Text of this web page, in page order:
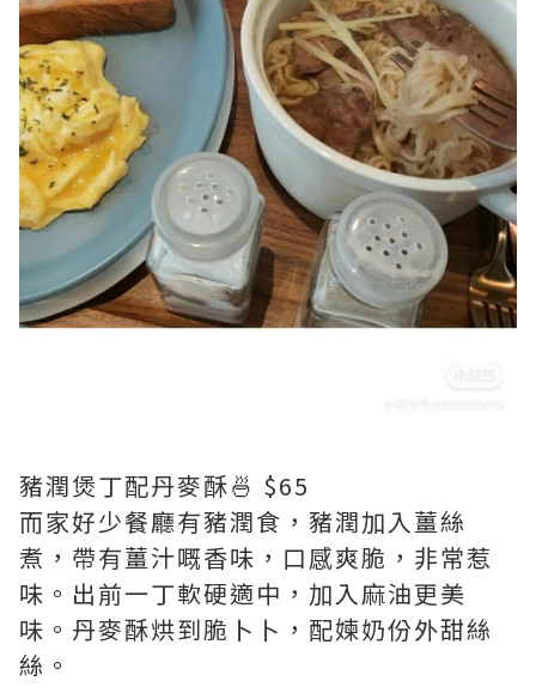
豬潤煲丁配丹麥酥🍜 $65
而家好少餐廳有豬潤食，豬潤加入薑絲
煮，帶有薑汁嘅香味，口感爽脆，非常惹
味。出前一丁軟硬適中，加入麻油更美
味。丹麥酥烘到脆卜卜，配媡奶份外甜絲
絲。